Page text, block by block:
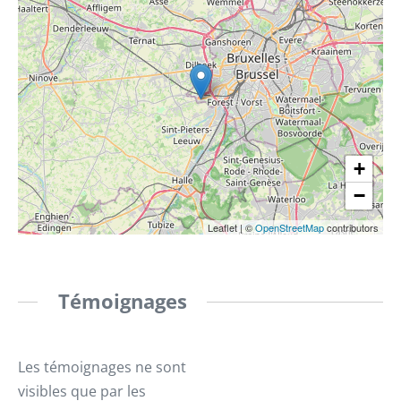
+
−
Leaflet | ©OpenStreetMapcontributors
Témoignages
Les témoignages ne sont
visibles que par les